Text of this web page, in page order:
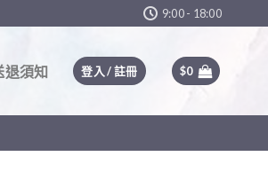
9:00 - 18:00
退須知 登入 / 註冊 $0